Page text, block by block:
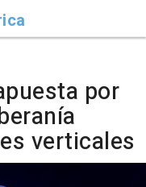
por
verticales